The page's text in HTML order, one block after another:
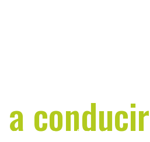
conducir
en poco tiempo